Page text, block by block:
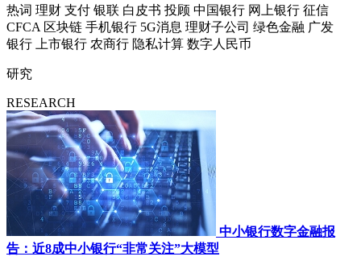
热词 理财 支付 银联 白皮书 投顾 中国银行 网上银行 征信
CFCA 区块链 手机银行 5G消息 理财子公司 绿色金融 广发
银行
上市银行 农商行 隐私计算 数字人民币
研究
RESEARCH
中小银行数字金融报
告：近8成中小银行“非常关注”大模型